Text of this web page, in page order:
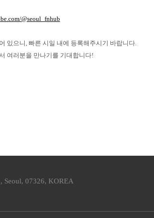
@seoul_fnhub
있으니, 빠른 시일 내에 등록해주시기 바랍니다.
여러분을 만나기를 기대합니다!
Seoul, 07326, KOREA